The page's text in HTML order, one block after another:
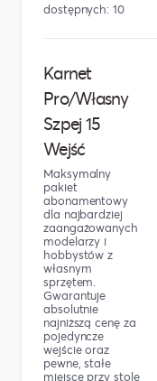
dostępnych: 10
Karnet
Pro/Własny
Szpej 15
Wejść
Maksymalny
pakiet
abonamentowy
dla najbardziej
zaangażowanych
modelarzy i
hobbystów z
własnym
sprzętem.
Gwarantuje
absolutnie
najniższą cenę za
pojedyncze
wejście oraz
pewne, stałe
miejsce przy stole